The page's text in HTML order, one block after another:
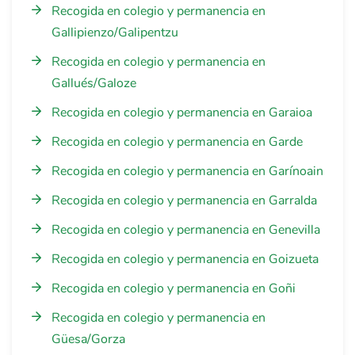
Recogida en colegio y permanencia en
Gallipienzo/Galipentzu
Recogida en colegio y permanencia en
Gallués/Galoze
Recogida en colegio y permanencia en Garaioa
Recogida en colegio y permanencia en Garde
Recogida en colegio y permanencia en Garínoain
Recogida en colegio y permanencia en Garralda
Recogida en colegio y permanencia en Genevilla
Recogida en colegio y permanencia en Goizueta
Recogida en colegio y permanencia en Goñi
Recogida en colegio y permanencia en
Güesa/Gorza